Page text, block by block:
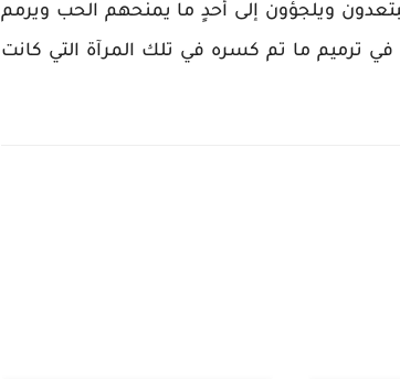
ويلجؤون إلى أحدٍ ما يمنحهم الحب ويرمم
في ترميم ما تم كسره في تلك المرآة التي كانت